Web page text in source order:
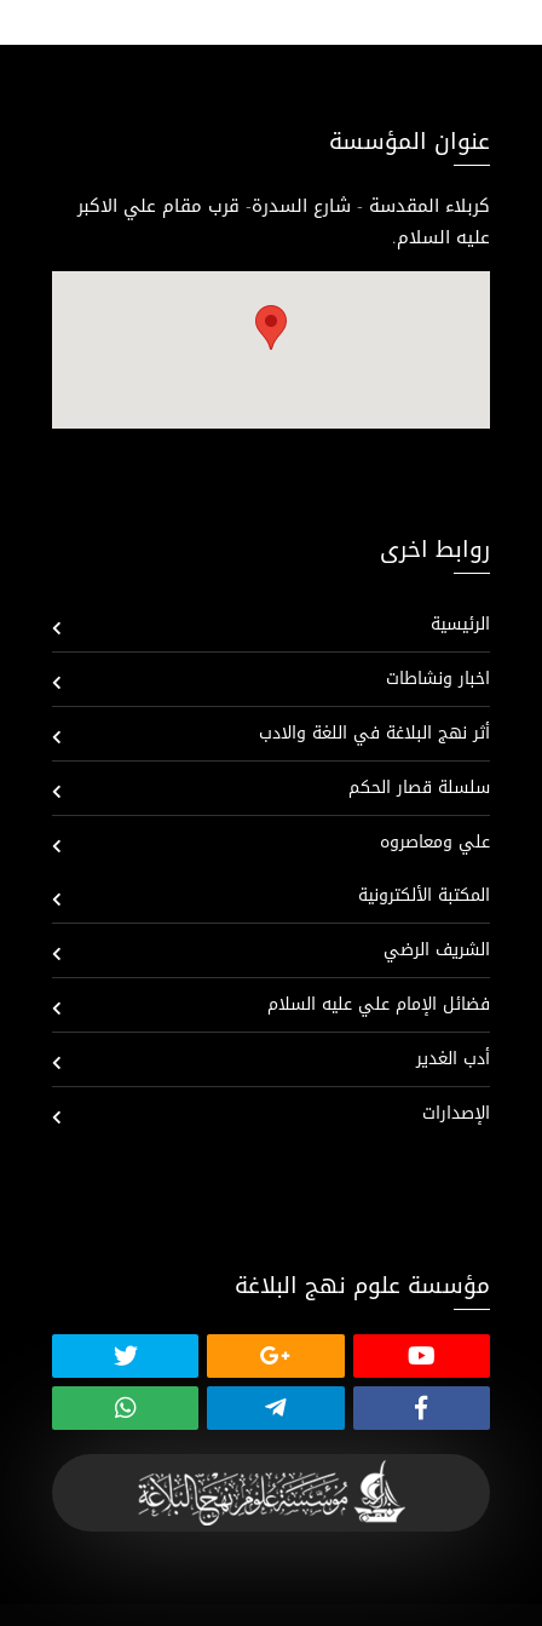
عنوان المؤسسة
كربلاء المقدسة - شارع السدرة- قرب مقام علي الاكبر
عليه السلام.
روابط اخرى
الرئيسية
اخبار ونشاطات
أثر نهج البلاغة في اللغة والادب
سلسلة قصار الحكم
علي ومعاصروه
المكتبة الألكترونية
الشريف الرضي
فضائل الإمام علي عليه السلام
أدب الغدير
الإصدارات
مؤسسة علوم نهج البلاغة